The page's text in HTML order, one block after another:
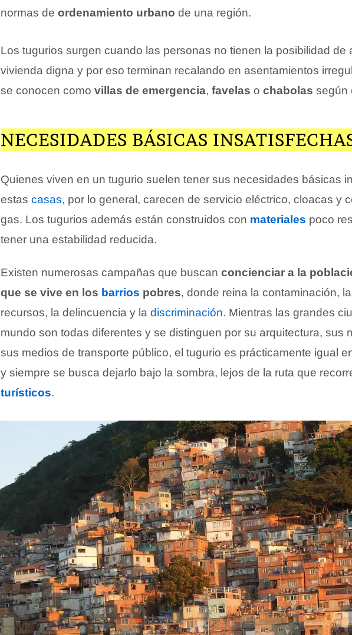
normas de ordenamiento urbano de una región.
Los tugurios surgen cuando las personas no tienen la posibilidad de
vivienda digna y por eso terminan recalando en asentamientos
se conocen como villas de emergencia, favelas o chabolas según
NECESIDADES BÁSICAS
Quienes viven en un tugurio suelen tener sus necesidades básicas
estas casas, por lo general, carecen de servicio eléctrico, cloacas y
gas. Los tugurios además están construidos con materiales poco
tener una estabilidad reducida.
Existen numerosas campañas que buscan concienciar a la
que se vive en los barrios pobres, donde reina la contaminación,
recursos, la delincuencia y la discriminación. Mientras las grandes
mundo son todas diferentes y se distinguen por su arquitectura, sus
sus medios de transporte público, el tugurio es prácticamente igual
y siempre se busca dejarlo bajo la sombra, lejos de la ruta que
turísticos.